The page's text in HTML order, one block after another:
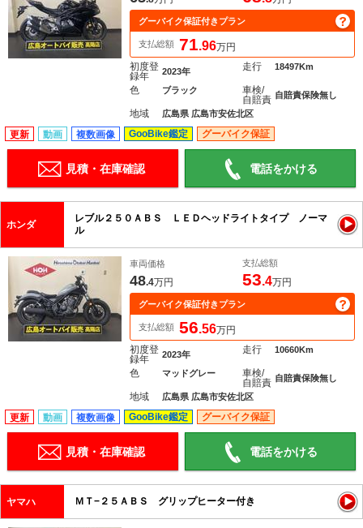
グーバイク保証付きプラン
支払総額 71.96万円
初度登
録年
2023年 走行 18497Km
色 ブラック
車検/
自賠責 自賠責保険無し
地域 広島県 広島市安佐北区
更新 動画 複数画像 GooBike鑑定 グーバイク保証
見積・在庫確認 電話をかける
ホンダ
レブル２５０ＡＢＳ ＬＥＤヘッドライトタイプ ノーマ
ル
車両価格
48.4万円
支払総額
53.4万円
グーバイク保証付きプラン
支払総額 56.56万円
初度登
録年
2023年 走行 10660Km
色 マッドグレー
車検/
自賠責 自賠責保険無し
地域 広島県 広島市安佐北区
更新 動画 複数画像 GooBike鑑定 グーバイク保証
見積・在庫確認 電話をかける
ヤマハ ＭＴ−２５ＡＢＳ グリップヒーター付き